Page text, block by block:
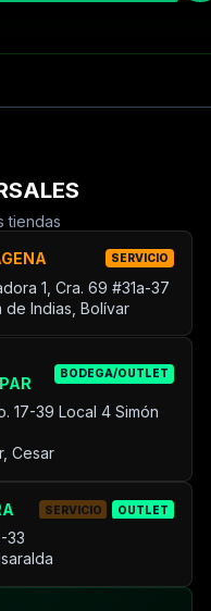
tiendas
SERVICIO
1, Cra. 69 #31a-37
de Indias, Bolívar
BODEGA/OUTLET
17-39 Local 4 Simón
Cesar
SERVICIO OUTLET
33